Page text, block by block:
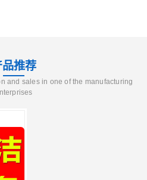
品推荐
and sales in one of the manufacturing